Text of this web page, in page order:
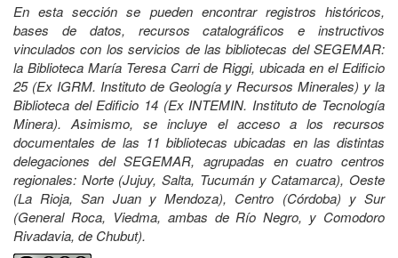
En esta sección se pueden encontrar registros históricos,
bases de datos, recursos catalográficos e instructivos
vinculados con los servicios de las bibliotecas del SEGEMAR:
la Biblioteca María Teresa Carri de Riggi, ubicada en el Edificio
25 (Ex IGRM. Instituto de Geología y Recursos Minerales) y la
Biblioteca del Edificio 14 (Ex INTEMIN. Instituto de Tecnología
Minera). Asimismo, se incluye el acceso a los recursos
documentales de las 11 bibliotecas ubicadas en las distintas
delegaciones del SEGEMAR, agrupadas en cuatro centros
regionales: Norte (Jujuy, Salta, Tucumán y Catamarca), Oeste
(La Rioja, San Juan y Mendoza), Centro (Córdoba) y Sur
(General Roca, Viedma, ambas de Río Negro, y Comodoro
Rivadavia, de Chubut).